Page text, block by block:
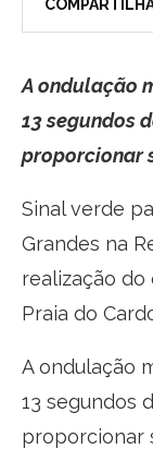
A ondulação
13 segundos
proporcionar
Sinal verde
Grandes na
realização do
Praia do
A ondulação
13 segundos
proporcionar